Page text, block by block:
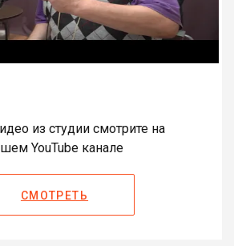
из студии смотрите на
YouTube канале
СМОТРЕТЬ